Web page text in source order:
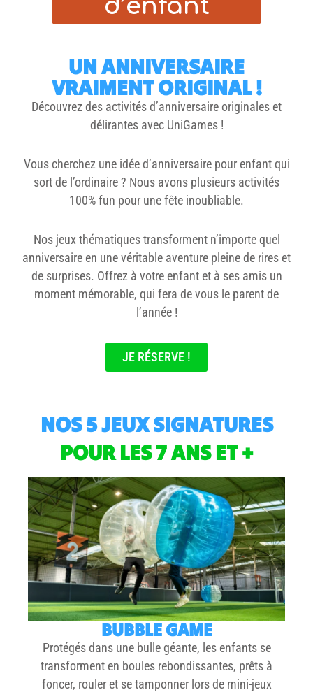
d’enfant
UN ANNIVERSAIRE
VRAIMENT ORIGINAL !
Découvrez des activités d’anniversaire originales et
délirantes avec UniGames !
Vous cherchez une idée d’anniversaire pour enfant qui
sort de l’ordinaire ? Nous avons plusieurs activités
100% fun pour une fête inoubliable.
Nos jeux thématiques transforment n’importe quel
anniversaire en une véritable aventure pleine de rires et
de surprises. Offrez à votre enfant et à ses amis un
moment mémorable, qui fera de vous le parent de
l’année !
JE RÉSERVE !
NOS 5 JEUX SIGNATURES
POUR LES 7 ANS ET +
BUBBLE GAME
Protégés dans une bulle géante, les enfants se
transforment en boules rebondissantes, prêts à
foncer, rouler et se tamponner lors de mini-jeux